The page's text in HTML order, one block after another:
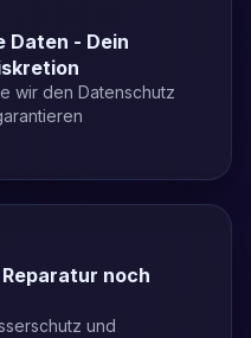
Daten - Dein
wir den Datenschutz
noch
und